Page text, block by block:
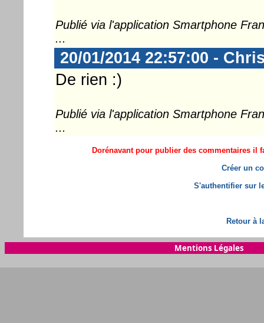
Publié via l'application Smartphone
...
20/01/2014 22:57:00 -
De rien :)
Publié via l'application Smartphone
...
Dorénavant pour publier des commentaires il
Créer un
S'authentifier sur
Retour à
Mentions Légales